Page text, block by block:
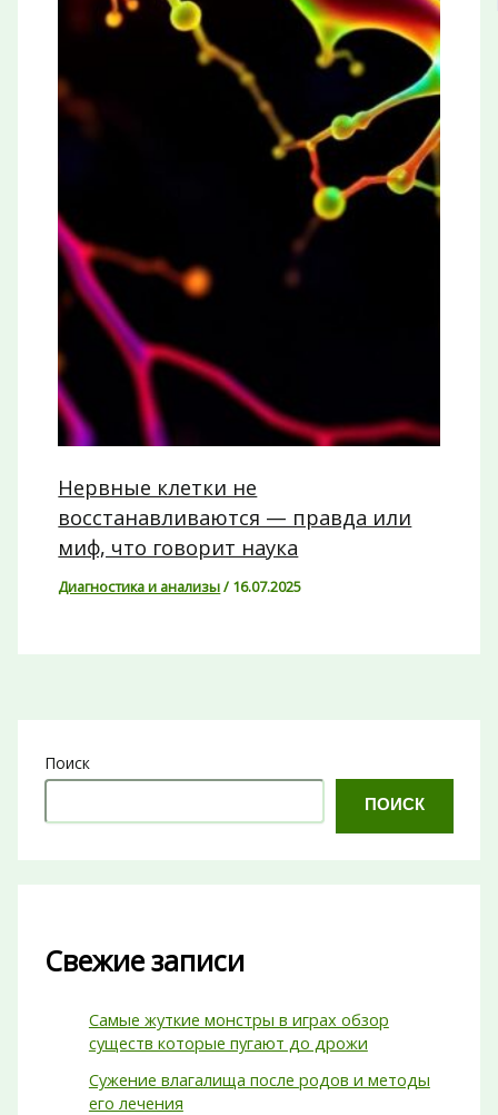
Нервные клетки не
восстанавливаются — правда или
миф, что говорит наука
Диагностика и анализы/ 16.07.2025
Поиск
ПОИСК
Свежие записи
Самые жуткие монстры в играх обзор
существ которые пугают до дрожи
Сужение влагалища после родов и методы
его лечения